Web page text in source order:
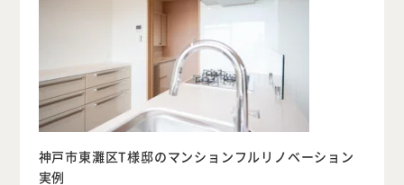
神戸市東灘区T様邸のマンションフルリノベーション
実例